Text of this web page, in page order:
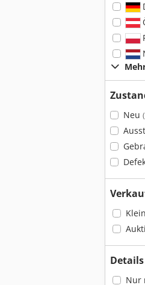
Neu
Details
Nur